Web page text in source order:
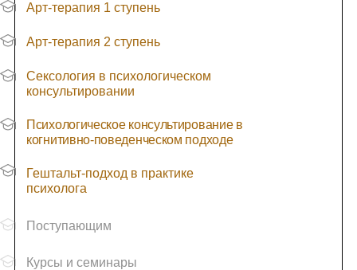
Арт-терапия 1 ступень
Арт-терапия 2 ступень
Гештальт-подход в практике
психолога
Сексология в психологическом
консультировании
Психологическое консультирование в
когнитивно-поведенческом подходе
Поступающим
Курсы и семинары